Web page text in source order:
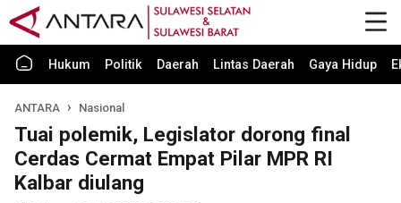
Hukum Politik Daerah Lintas Daerah Gaya Hidup
ANTARA Nasional
Tuai polemik, Legislator dorong final
Cerdas Cermat Empat Pilar MPR RI
Kalbar diulang